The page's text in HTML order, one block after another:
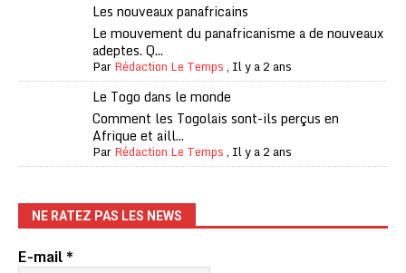
Les nouveaux panafricains
Le mouvement du panafricanisme a de nouveaux
adeptes. Q...
ParRédaction Le Temps, Il y a 2 ans
Le Togo dans le monde
Comment les Togolais sont-ils perçus en
Afrique et aill...
ParRédaction Le Temps, Il y a 2 ans
NE RATEZ PAS LES NEWS
E-mail*